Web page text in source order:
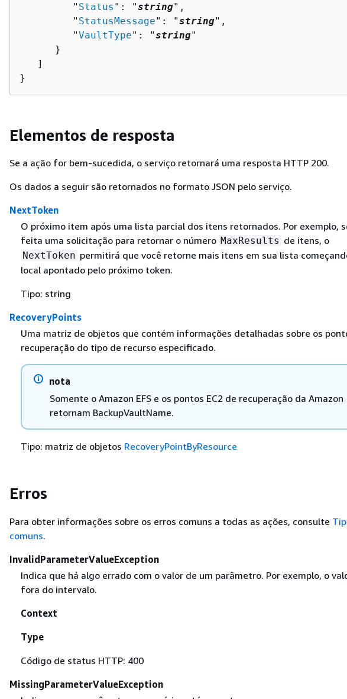
         "
Status ": "string",
         "
StatusMessage": "string",
         "
VaultType": "string"
      }
   ]
}
Elementos de resposta
Se a ação for bem-sucedida, o serviço retornará uma resposta HTTP 200.
Os dados a seguir são retornados no formato JSON pelo serviço.
NextToken
O próximo item após uma lista parcial dos itens retornados. Por exemplo,
feita uma solicitação para retornar o número MaxResults de itens, o
NextToken permitirá que você retorne mais itens em sua lista
local apontado pelo próximo token.
Tipo: string
RecoveryPoints
Uma matriz de objetos que contém informações detalhadas sobre os
recuperação do tipo de recurso especificado.
nota
Somente o Amazon EFS e os pontos EC2 de recuperação da Amazon
retornam BackupVaultName.
Tipo: matriz de objetos RecoveryPointByResource
Erros
Para obter informações sobre os erros comuns a todas as ações, consulte
comuns.
InvalidParameterValueException
Indica que há algo errado com o valor de um parâmetro. Por exemplo, o
fora do intervalo.
Context
Type
Código de status HTTP: 400
MissingParameterValueException